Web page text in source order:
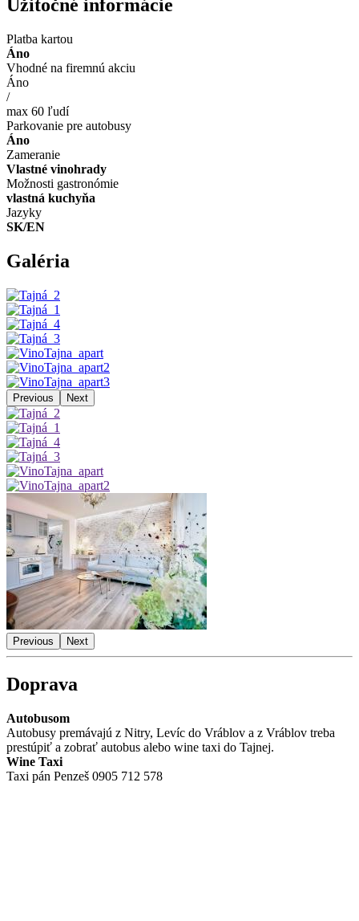
Užitočné informácie
Platba kartou
Áno
Vhodné na firemnú akciu
Áno
/
max 60 ľudí
Parkovanie pre autobusy
Áno
Zameranie
Vlastné vinohrady
Možnosti gastronómie
vlastná kuchyňa
Jazyky
SK/EN
Galéria
Previous Next
Previous Next
Doprava
Autobusom
Autobusy premávajú z Nitry, Levíc do Vráblov a z Vráblov treba
prestúpiť a zobrať autobus alebo wine taxi do Tajnej.
Wine Taxi
Taxi pán Penzeš 0905 712 578